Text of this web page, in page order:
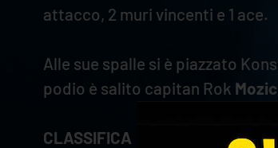
attacco, 2 muri vincenti e 1 ace.
Alle sue spalle si è piazzato
podio è salito capitan Rok Mozic
CLASSIFICA